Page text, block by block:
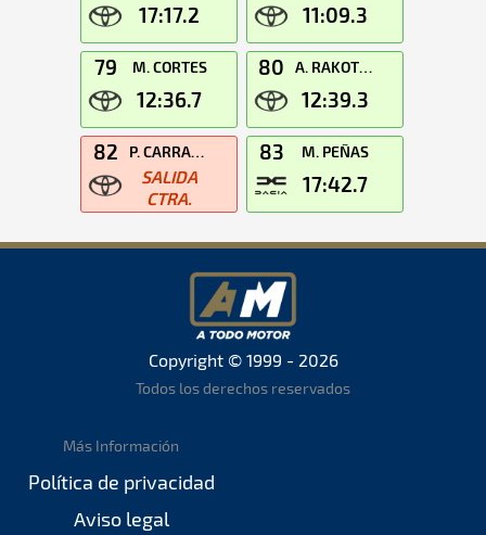
17:17.2 11:09.3
79 M. CORTES
12:36.7
80 A. RAKOTOMALALA
12:39.3
82 P. CARRASCO
SALIDA
CTRA.
83 M. PEÑAS
17:42.7
Copyright © 1999 - 2026
Todos los derechos reservados
Más Información
Política de privacidad
Aviso legal